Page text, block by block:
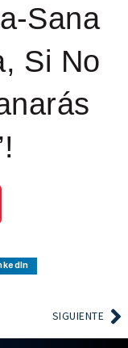
Sana
Si No
SIGUIENTE